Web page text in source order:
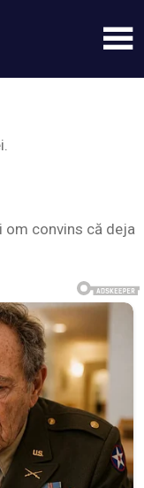
om convins că deja